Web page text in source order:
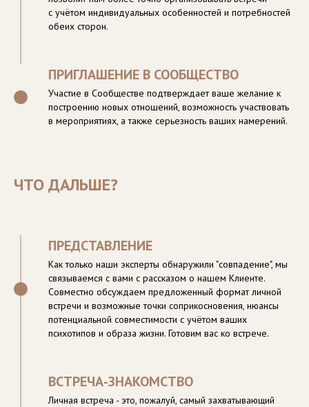
с учётом индивидуальных особенностей и потребностей
обеих сторон.
ПРИГЛАШЕНИЕ В СООБЩЕСТВО
Участие в Сообществе подтверждает ваше желание к
построению новых отношений, возможность участвовать
в мероприятиях, а также серьезность ваших намерений.
ЧТО ДАЛЬШЕ?
ПРЕДСТАВЛЕНИЕ
Как только наши эксперты обнаружили "совпадение", мы
связываемся с вами с рассказом о нашем Клиенте.
Совместно обсуждаем предложенный формат личной
встречи и возможные точки соприкосновения, нюансы
потенциальной совместимости с учётом ваших
психотипов и образа жизни. Готовим вас ко встрече.
ВСТРЕЧА-ЗНАКОМСТВО
Личная встреча - это, пожалуй, самый захватывающий